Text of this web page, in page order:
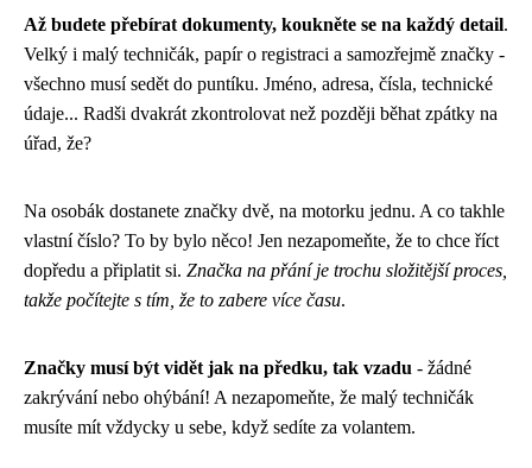
Až budete přebírat dokumenty, koukněte se na každý detail.
Velký i malý techničák, papír o registraci a samozřejmě značky -
všechno musí sedět do puntíku. Jméno, adresa, čísla, technické
údaje... Radši dvakrát zkontrolovat než později běhat zpátky na
úřad, že?
Na osobák dostanete značky dvě, na motorku jednu. A co takhle
vlastní číslo? To by bylo něco! Jen nezapomeňte, že to chce říct
dopředu a připlatit si. Značka na přání je trochu složitější proces,
takže počítejte s tím, že to zabere více času.
Značky musí být vidět jak na předku, tak vzadu - žádné
zakrývání nebo ohýbání! A nezapomeňte, že malý techničák
musíte mít vždycky u sebe, když sedíte za volantem.